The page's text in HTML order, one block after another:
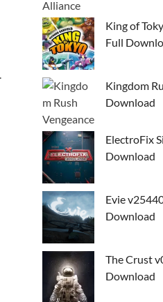
King of
Full
Kingdom
Download
ElectroFix
Download
Evie
Download
The Crust
Download